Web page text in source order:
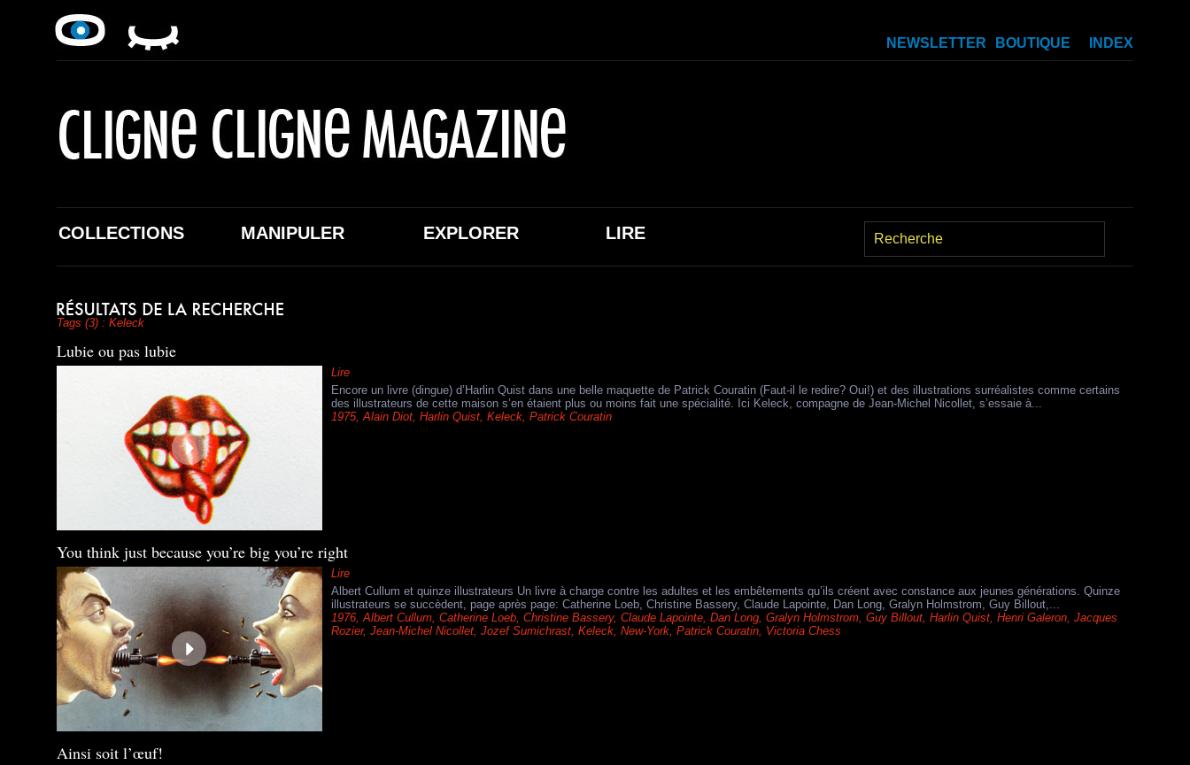
NEWSLETTER BOUTIQUE INDEX
COLLECTIONS MANIPULER EXPLORER LIRE
Tags (3) : Keleck
Lubie ou pas lubie
Lire
Encore un livre (dingue) d’Harlin Quist dans une belle maquette de Patrick Couratin (Faut-il le redire? Oui!) et des illustrations surréalistes comme certains
des illustrateurs de cette maison s’en étaient plus ou moins fait une spécialité. Ici Keleck, compagne de Jean-Michel Nicollet, s’essaie à...
1975,Alain Diot, Harlin Quist, Keleck, Patrick Couratin
You think just because you’re big you’re right
Lire
Albert Cullum et quinze illustrateurs Un livre à charge contre les adultes et les embêtements qu’ils créent avec constance aux jeunes générations. Quinze
illustrateurs se succèdent, page après page: Catherine Loeb, Christine Bassery, Claude Lapointe, Dan Long, Gralyn Holmstrom, Guy Billout,...
1976,Albert Cullum, Catherine Loeb, Christine Bassery, Claude Lapointe, Dan Long, Gralyn Holmstrom, Guy Billout, Harlin Quist, Henri Galeron, Jacques
Rozier, Jean-Michel Nicollet, Jozef Sumichrast, Keleck, New-York, Patrick Couratin, Victoria Chess
Ainsi soit l’œuf!